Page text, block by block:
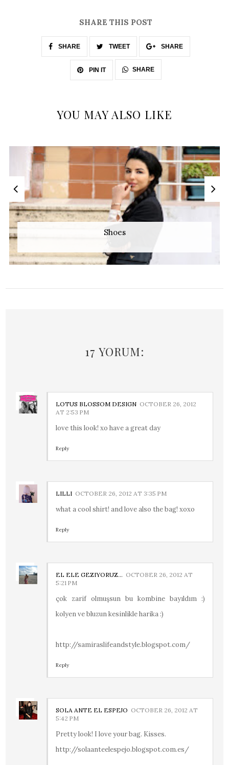
SHARE THIS POST
SHARE TWEET SHARE
PIN IT SHARE
YOU MAY ALSO LIKE
All About Summer
17 YORUM:
LOTUS BLOSSOM DESIGN OCTOBER 26, 2012
AT 2:53 PM
love this look! xo have a great day
Reply
LILLI OCTOBER 26, 2012 AT 3:35 PM
what a cool shirt! and love also the bag! xoxo
Reply
EL ELE GEZIYORUZ... OCTOBER 26, 2012 AT
5:21 PM
çok zarif olmuşsun bu kombine bayıldım :)
kolyen ve bluzun kesinlikle harika :)
http://samiraslifeandstyle.blogspot.com/
Reply
SOLA ANTE EL ESPEJO OCTOBER 26, 2012 AT
5:42 PM
Pretty look! I love your bag. Kisses.
http://solaanteelespejo.blogspot.com.es/